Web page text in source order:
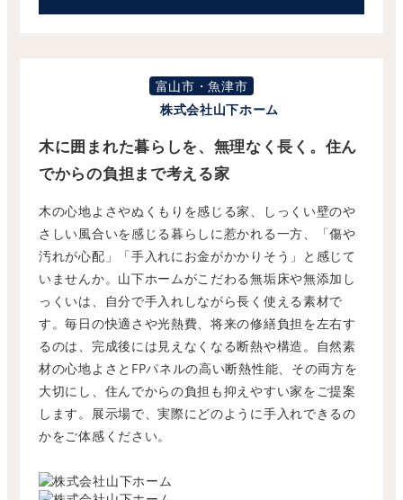
富山市・魚津市
株式会社山下ホーム
木に囲まれた暮らしを、無理なく長く。住ん
でからの負担まで考える家
木の心地よさやぬくもりを感じる家、しっくい壁のや
さしい風合いを感じる暮らしに惹かれる一方、「傷や
汚れが心配」「手入れにお金がかかりそう」と感じて
いませんか。山下ホームがこだわる無垢床や無添加し
っくいは、自分で手入れしながら長く使える素材で
す。毎日の快適さや光熱費、将来の修繕負担を左右す
るのは、完成後には見えなくなる断熱や構造。自然素
材の心地よさとFPパネルの高い断熱性能、その両方を
大切にし、住んでからの負担も抑えやすい家をご提案
します。展示場で、実際にどのように手入れできるの
かをご体感ください。